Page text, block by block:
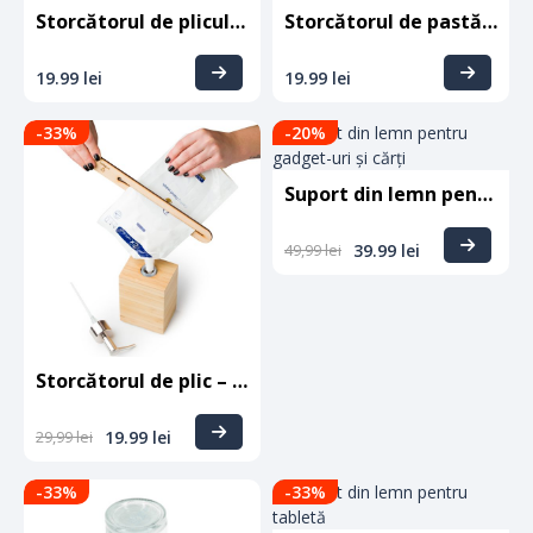
Storcătorul de pliculeț – lățime maximă 10 cm
19.99 lei
Storcătorul de pastă de dinți – lățime maximă 6 cm
19.99 lei
-33%
Storcătorul de plic – lățime maximă 15 cm
29,99lei 19.99 lei
-20%
Suport din lemn pentru gadget-uri și cărți
49,99lei 39.99 lei
-33% -33%